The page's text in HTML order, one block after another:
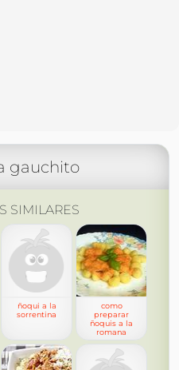
gauchito
SIMILARES
ñoqui a la
sorrentina
como
preparar
ñoquis a la
romana